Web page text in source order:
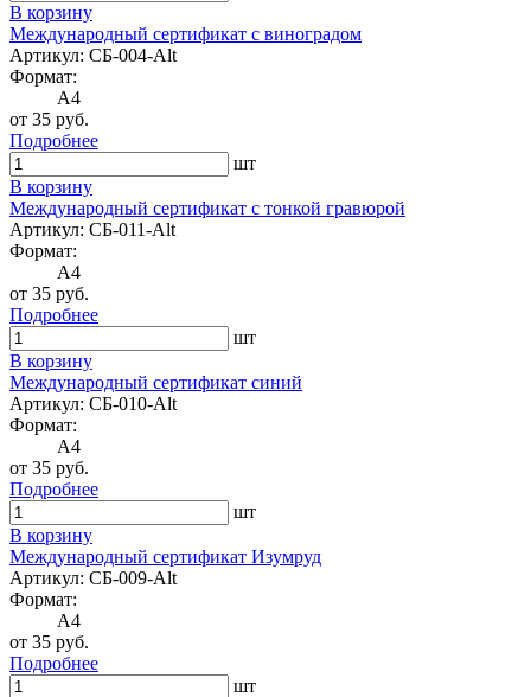
В корзину
Международный сертификат с виноградом
Артикул: СБ-004-Alt
Формат:
A4
от 35 руб.
Подробнее
шт
В корзину
Международный сертификат с тонкой гравюрой
Артикул: СБ-011-Alt
Формат:
A4
от 35 руб.
Подробнее
шт
В корзину
Международный сертификат синий
Артикул: СБ-010-Alt
Формат:
A4
от 35 руб.
Подробнее
шт
В корзину
Международный сертификат Изумруд
Артикул: СБ-009-Alt
Формат:
A4
от 35 руб.
Подробнее
шт